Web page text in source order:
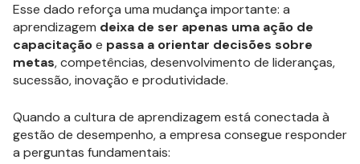
Esse dado reforça uma mudança importante: a
aprendizagem deixa de ser apenas uma ação de
capacitaçãoe passa a orientar decisões sobre
metas, competências, desenvolvimento de lideranças,
sucessão, inovação e produtividade.
Quando a cultura de aprendizagem está conectada à
gestão de desempenho, a empresa consegue responder
a perguntas fundamentais: